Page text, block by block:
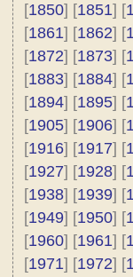
[1850] [1851] [
[1861] [1862] [
[1872] [1873] [
[1883] [1884] [
[1894] [1895] [
[1905] [1906] [
[1916] [1917] [
[1927] [1928] [
[1938] [1939] [
[1949] [1950] [
[1960] [1961] [
[1971] [1972] [